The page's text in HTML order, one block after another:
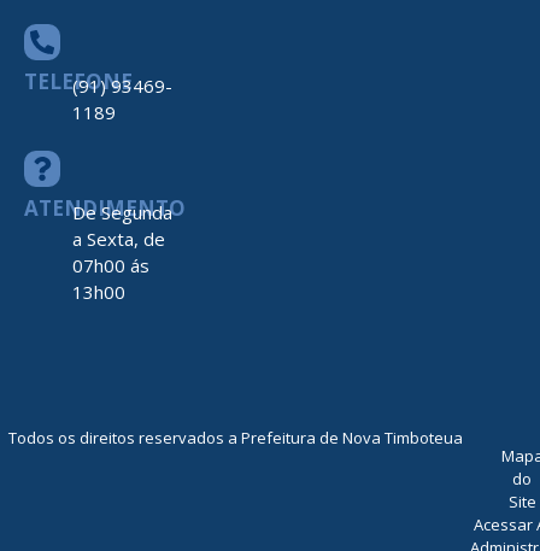
TELEFONE
(91) 93469-
1189
ATENDIMENTO
De Segunda
a Sexta, de
07h00 ás
13h00
Todos os direitos reservados a Prefeitura de Nova Timboteua
do
Site
Acessar